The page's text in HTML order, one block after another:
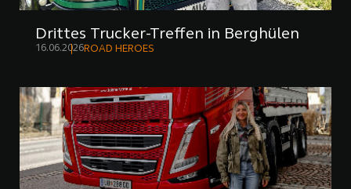
Drittes Trucker-Treffen in Berghülen
16.06.2026ROAD HEROES